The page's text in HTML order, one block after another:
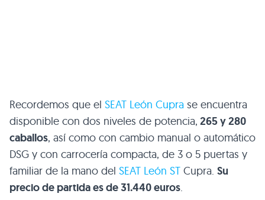
Recordemos que el SEAT León Cupra se encuentra
disponible con dos niveles de potencia, 265 y 280
caballos, así como con cambio manual o automático
DSG y con carrocería compacta, de 3 o 5 puertas y
familiar de la mano del SEAT León ST Cupra. Su
precio de partida es de 31.440 euros.